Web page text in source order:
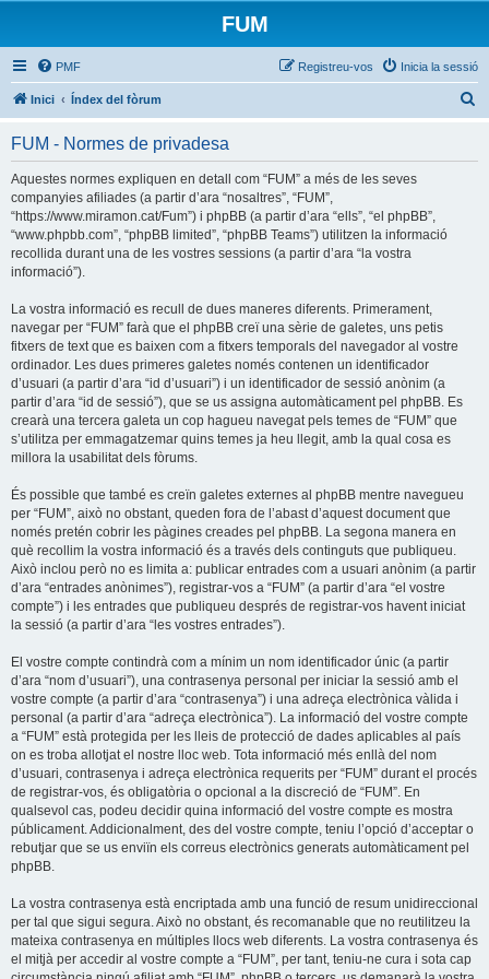
FUM
PMF Inicia la sessió
Registreu-vos
Inici Índex del fòrum
FUM - Normes de privadesa
Aquestes normes expliquen en detall com “FUM” a més de les seves
companyies afiliades (a partir d’ara “nosaltres”, “FUM”,
“https://www.miramon.cat/Fum”) i phpBB (a partir d’ara “ells”, “el phpBB”,
“www.phpbb.com”, “phpBB limited”, “phpBB Teams”) utilitzen la informació
recollida durant una de les vostres sessions (a partir d’ara “la vostra
informació”).
La vostra informació es recull de dues maneres diferents. Primerament,
navegar per “FUM” farà que el phpBB creï una sèrie de galetes, uns petis
fitxers de text que es baixen com a fitxers temporals del navegador al vostre
ordinador. Les dues primeres galetes només contenen un identificador
d’usuari (a partir d’ara “id d’usuari”) i un identificador de sessió anònim (a
partir d’ara “id de sessió”), que se us assigna automàticament pel phpBB. Es
crearà una tercera galeta un cop hagueu navegat pels temes de “FUM” que
s’utilitza per emmagatzemar quins temes ja heu llegit, amb la qual cosa es
millora la usabilitat dels fòrums.
És possible que també es creïn galetes externes al phpBB mentre navegueu
per “FUM”, això no obstant, queden fora de l’abast d’aquest document que
només pretén cobrir les pàgines creades pel phpBB. La segona manera en
què recollim la vostra informació és a través dels continguts que publiqueu.
Això inclou però no es limita a: publicar entrades com a usuari anònim (a partir
d’ara “entrades anònimes”), registrar-vos a “FUM” (a partir d’ara “el vostre
compte”) i les entrades que publiqueu després de registrar-vos havent iniciat
la sessió (a partir d’ara “les vostres entrades”).
El vostre compte contindrà com a mínim un nom identificador únic (a partir
d’ara “nom d’usuari”), una contrasenya personal per iniciar la sessió amb el
vostre compte (a partir d’ara “contrasenya”) i una adreça electrònica vàlida i
personal (a partir d’ara “adreça electrònica”). La informació del vostre compte
a “FUM” està protegida per les lleis de protecció de dades aplicables al país
on es troba allotjat el nostre lloc web. Tota informació més enllà del nom
d’usuari, contrasenya i adreça electrònica requerits per “FUM” durant el procés
de registrar-vos, és obligatòria o opcional a la discreció de “FUM”. En
qualsevol cas, podeu decidir quina informació del vostre compte es mostra
públicament. Addicionalment, des del vostre compte, teniu l’opció d’acceptar o
rebutjar que se us enviïn els correus electrònics generats automàticament pel
phpBB.
La vostra contrasenya està encriptada amb una funció de resum unidireccional
per tal que sigui segura. Això no obstant, és recomanable que no reutilitzeu la
mateixa contrasenya en múltiples llocs web diferents. La vostra contrasenya és
el mitjà per accedir al vostre compte a “FUM”, per tant, teniu-ne cura i sota cap